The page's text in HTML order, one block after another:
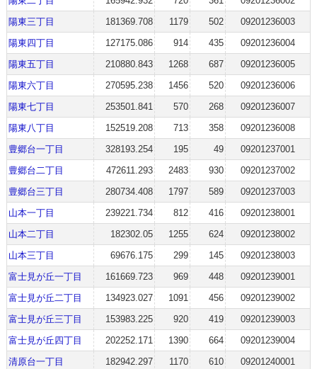
陽東三丁目
181369.708 1179 502
09201236003
陽東四丁目
127175.086 914 435
09201236004
陽東五丁目
210880.843 1268 687
09201236005
陽東六丁目
270595.238 1456 520
09201236006
陽東七丁目
253501.841 570 268
09201236007
陽東八丁目
152519.208 713 358
09201236008
豊郷台一丁目
328193.254 195 49
09201237001
豊郷台二丁目
472611.293 2483 930
09201237002
豊郷台三丁目
280734.408 1797 589
09201237003
山本一丁目
239221.734 812 416
09201238001
山本二丁目
182302.05 1255 624
09201238002
山本三丁目
69676.175 299 145
09201238003
富士見が丘一丁目
161669.723 969 448
09201239001
富士見が丘二丁目
134923.027 1091 456
09201239002
富士見が丘三丁目
153983.225 920 419
09201239003
富士見が丘四丁目
202252.171 1390 664
09201239004
清原台一丁目
182942.297 1170 610 09201240001